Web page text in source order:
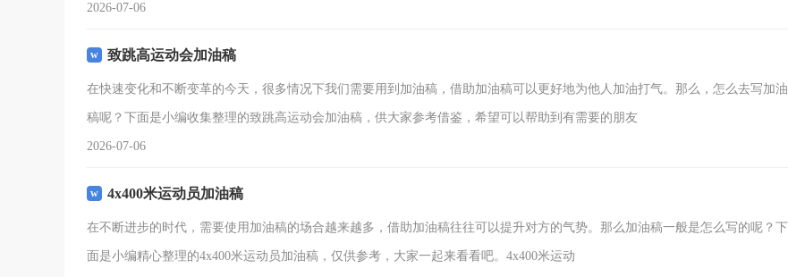
2026-07-06
致跳高运动会加油稿
在快速变化和不断变革的今天，很多情况下我们需要用到加油稿，借助加油稿可以更好地为他人加油打气。那么，怎么去写加油
稿呢？下面是小编收集整理的致跳高运动会加油稿，供大家参考借鉴，希望可以帮助到有需要的朋友
2026-07-06
4x400米运动员加油稿
在不断进步的时代，需要使用加油稿的场合越来越多，借助加油稿往往可以提升对方的气势。那么加油稿一般是怎么写的呢？下
面是小编精心整理的4x400米运动员加油稿，仅供参考，大家一起来看看吧。4x400米运动